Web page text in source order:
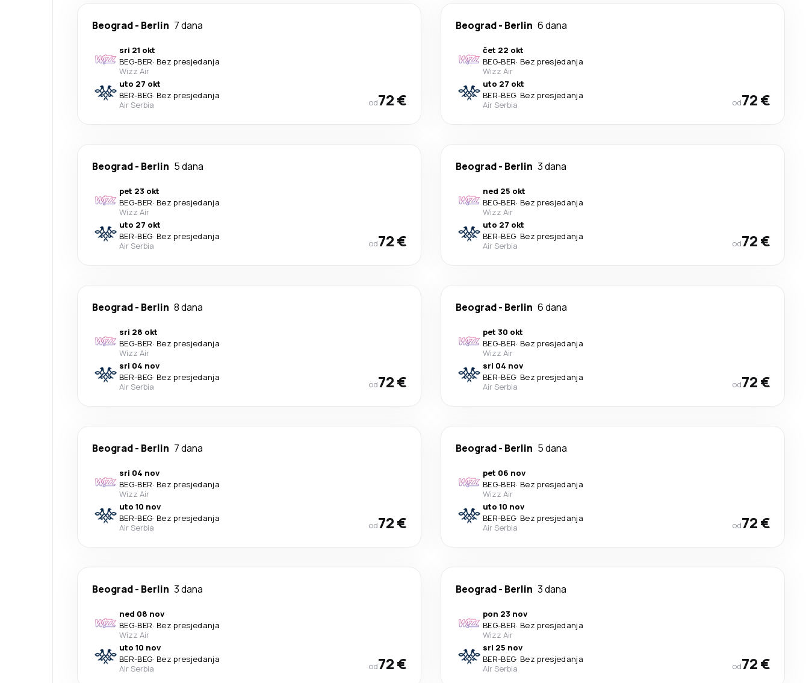
Beograd- Berlin 7 dana
sri 21 okt
BEG-BER· Bez presjedanja
Wizz Air
uto 27 okt
BER-BEG· Bez presjedanja
Air Serbia
od72 €
Beograd- Berlin 6 dana
čet 22 okt
BEG-BER· Bez presjedanja
Wizz Air
uto 27 okt
BER-BEG· Bez presjedanja
Air Serbia
od72 €
Beograd- Berlin 5 dana
pet 23 okt
BEG-BER· Bez presjedanja
Wizz Air
uto 27 okt
BER-BEG· Bez presjedanja
Air Serbia
od72 €
Beograd- Berlin 3 dana
ned 25 okt
BEG-BER· Bez presjedanja
Wizz Air
uto 27 okt
BER-BEG· Bez presjedanja
Air Serbia
od72 €
Beograd- Berlin 8 dana
sri 28 okt
BEG-BER· Bez presjedanja
Wizz Air
sri 04 nov
BER-BEG· Bez presjedanja
Air Serbia
od72 €
Beograd- Berlin 6 dana
pet 30 okt
BEG-BER· Bez presjedanja
Wizz Air
sri 04 nov
BER-BEG· Bez presjedanja
Air Serbia
od72 €
Beograd- Berlin 7 dana
sri 04 nov
BEG-BER· Bez presjedanja
Wizz Air
uto 10 nov
BER-BEG· Bez presjedanja
Air Serbia
od72 €
Beograd- Berlin 5 dana
pet 06 nov
BEG-BER· Bez presjedanja
Wizz Air
uto 10 nov
BER-BEG· Bez presjedanja
Air Serbia
od72 €
Beograd- Berlin 3 dana
ned 08 nov
BEG-BER· Bez presjedanja
Wizz Air
uto 10 nov
BER-BEG· Bez presjedanja
Air Serbia
od72 €
Beograd- Berlin 3 dana
pon 23 nov
BEG-BER· Bez presjedanja
Wizz Air
sri 25 nov
BER-BEG· Bez presjedanja
Air Serbia
od72 €